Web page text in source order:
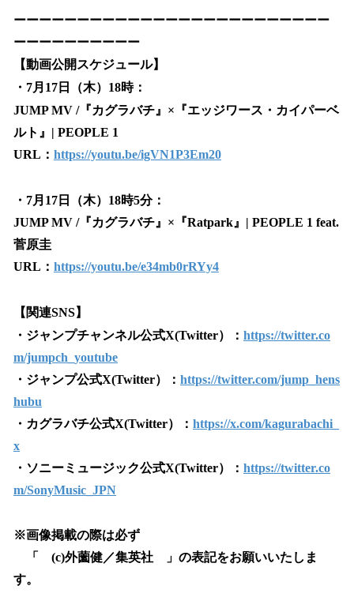
ーーーーーーーーーーーーーーーーーーーーーーーーー
ーーーーーーーーーー
【動画公開スケジュール】
・7月17日（木）18時：
JUMP MV /『カグラバチ』×『エッジワース・カイパーベ
ルト』| PEOPLE 1
URL： https://youtu.be/igVN1P3Em20
・7月17日（木）18時5分：
JUMP MV /『カグラバチ』×『Ratpark』| PEOPLE 1 feat.
菅原圭
URL： https://youtu.be/e34mb0rRYy4
【関連SNS】
・ジャンプチャンネル公式X(Twitter）： https://twitter.co
m/jumpch_youtube
・ジャンプ公式X(Twitter）： https://twitter.com/jump_hens
hubu
・カグラバチ公式X(Twitter）： https://x.com/kagurabachi_
x
・ソニーミュージック公式X(Twitter）： https://twitter.co
m/SonyMusic_JPN
※画像掲載の際は必ず
「 (c)外薗健／集英社 」の表記をお願いいたしま
す。